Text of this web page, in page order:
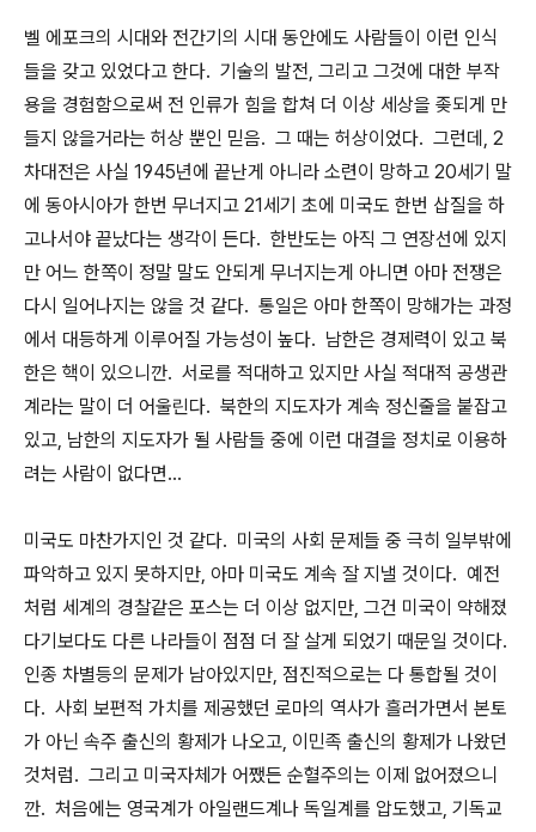
벨 에포크의 시대와 전간기의 시대 동안에도 사람들이 이런 인식
들을 갖고 있었다고 한다. 기술의 발전, 그리고 그것에 대한 부작
용을 경험함으로써 전 인류가 힘을 합쳐 더 이상 세상을 좆되게 만
들지 않을거라는 허상 뿐인 믿음. 그 때는 허상이었다. 그런데, 2
차대전은 사실 1945년에 끝난게 아니라 소련이 망하고 20세기 말
에 동아시아가 한번 무너지고 21세기 초에 미국도 한번 삽질을 하
고나서야 끝났다는 생각이 든다. 한반도는 아직 그 연장선에 있지
만 어느 한쪽이 정말 말도 안되게 무너지는게 아니면 아마 전쟁은
다시 일어나지는 않을 것 같다. 통일은 아마 한쪽이 망해가는 과정
에서 대등하게 이루어질 가능성이 높다. 남한은 경제력이 있고 북
한은 핵이 있으니깐. 서로를 적대하고 있지만 사실 적대적 공생관
계라는 말이 더 어울린다. 북한의 지도자가 계속 정신줄을 붙잡고
있고, 남한의 지도자가 될 사람들 중에 이런 대결을 정치로 이용하
려는 사람이 없다면...
미국도 마찬가지인 것 같다. 미국의 사회 문제들 중 극히 일부밖에
파악하고 있지 못하지만, 아마 미국도 계속 잘 지낼 것이다. 예전
처럼 세계의 경찰같은 포스는 더 이상 없지만, 그건 미국이 약해졌
다기보다도 다른 나라들이 점점 더 잘 살게 되었기 때문일 것이다.
인종 차별등의 문제가 남아있지만, 점진적으로는 다 통합될 것이
다. 사회 보편적 가치를 제공했던 로마의 역사가 흘러가면서 본토
가 아닌 속주 출신의 황제가 나오고, 이민족 출신의 황제가 나왔던
것처럼. 그리고 미국자체가 어쨌든 순혈주의는 이제 없어졌으니
깐. 처음에는 영국계가 아일랜드계나 독일계를 압도했고, 기독교